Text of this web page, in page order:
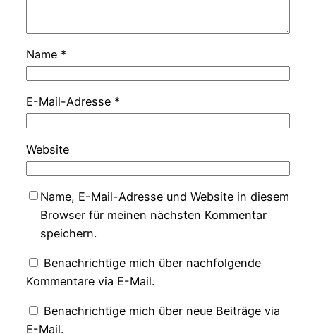
Name *
E-Mail-Adresse *
Website
Name, E-Mail-Adresse und Website in diesem
Browser für meinen nächsten Kommentar
speichern.
Benachrichtige mich über nachfolgende
Kommentare via E-Mail.
Benachrichtige mich über neue Beiträge via
E-Mail.